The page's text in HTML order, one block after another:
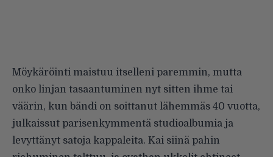
Möykäröinti maistuu itselle­ni paremmin, mutta
onko linjan tasaantuminen nyt sitten ihme tai
väärin, kun bändi on soittanut lähemmäs 40 vuotta,
julkaissut parisenkymmentä studioalbumia ja
levyttänyt satoja kappaleita. Kai siinä pahin